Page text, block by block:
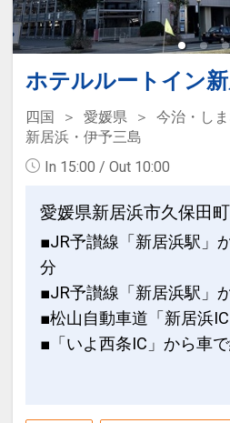
ホテルルートイン
四国 愛媛県
今治・し
新居浜・伊予三島
In 15:00 / Out 10:00
愛媛県新居浜市久保田町
■JR予讃線「新居浜駅」
分
■JR予讃線「新居浜駅」
■松山自動車道「新居浜
■「いよ西条IC」から車